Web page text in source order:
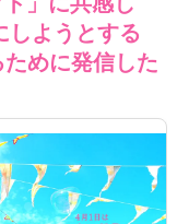
しようとする
めに発信した